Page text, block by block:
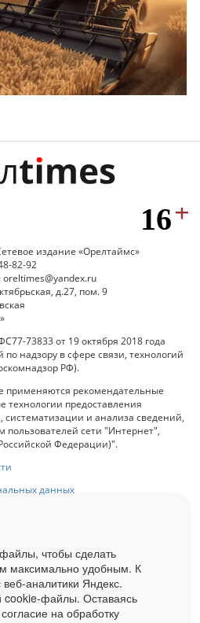
издание «Орелтаймс»
82-92
д.27, пом. 9
73833 от 19 октября 2018 года
надзору в сфере связи, технологий
РФ).
рекомендательные
предоставления
и анализа сведений,
пользователей сети "Интернет",
Федерации)".
данных
обязательна.
доступна на сайте
для рекламодателей по запросу
чтобы сделать
максимально удобным. К
аналитики Яндекс.
файлы. Оставаясь
на обработку